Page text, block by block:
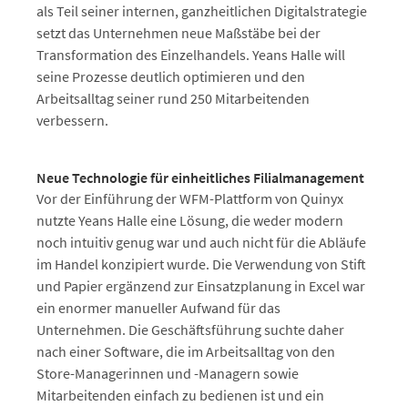
als Teil seiner internen, ganzheitlichen Digitalstrategie
setzt das Unternehmen neue Maßstäbe bei der
Transformation des Einzelhandels. Yeans Halle will
seine Prozesse deutlich optimieren und den
Arbeitsalltag seiner rund 250 Mitarbeitenden
verbessern.
Neue Technologie für einheitliches Filialmanagement
Vor der Einführung der WFM-Plattform von Quinyx
nutzte Yeans Halle eine Lösung, die weder modern
noch intuitiv genug war und auch nicht für die Abläufe
im Handel konzipiert wurde. Die Verwendung von Stift
und Papier ergänzend zur Einsatzplanung in Excel war
ein enormer manueller Aufwand für das
Unternehmen. Die Geschäftsführung suchte daher
nach einer Software, die im Arbeitsalltag von den
Store-Managerinnen und -Managern sowie
Mitarbeitenden einfach zu bedienen ist und ein